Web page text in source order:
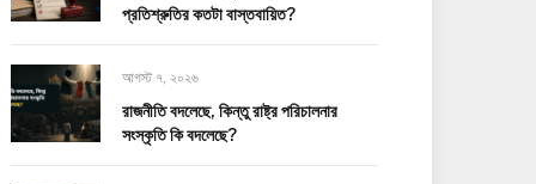
প্রতিশ্রুতির কতটা বাস্তবায়িত?
আগস্ট ৭, ২০২৬
রাজনীতি বদলেছে, কিন্তু রাষ্ট্র পরিচালনার
সংস্কৃতি কি বদলেছে?